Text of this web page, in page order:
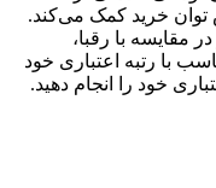
خرید کمک می‌کند.
مقایسه با رقبا،
با رتبه اعتباری خود